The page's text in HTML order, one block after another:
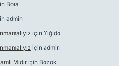
Bora
admin
için Yiğido
için admin
Mıdır için Bozok